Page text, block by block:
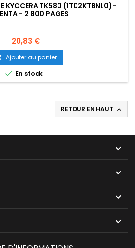
KYOCERA TK580 (1T02KTBNL0)-
- 2 800 PAGES
Prix
20,83 €
Ajouter au panier
 En stock
RETOUR EN HAUT 



